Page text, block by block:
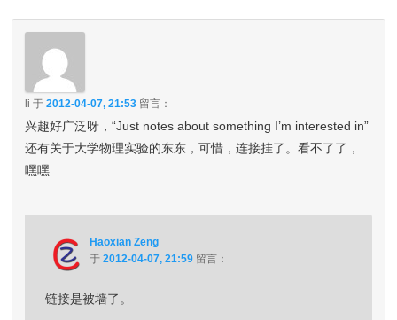
li 于2012-04-07, 21:53 留言：
兴趣好广泛呀，“Just notes about something I’m interested in”
还有关于大学物理实验的东东，可惜，连接挂了。看不了了，
嘿嘿
Haoxian Zeng
于2012-04-07, 21:59 留言：
链接是被墙了。